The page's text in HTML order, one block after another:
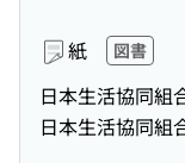
紙 図書
日本生活協同組
日本生活協同組